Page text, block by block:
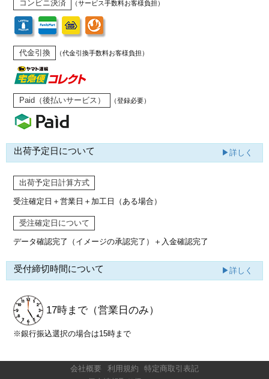
コンビニ決済 （サービス手数料お客様負担）
代金引換 （代金引換手数料お客様負担）
Paid（後払いサービス） （登録必要）
出荷予定日について ▶詳しく
出荷予定日計算方式
受注確定日＋営業日＋加工日（ある場合）
受注確定日について
データ確認完了（イメージの承認完了） ＋入金確認完了
受付締切時間について ▶詳しく
17時まで （営業日のみ）
※銀行振込選択の場合は15時まで
会社概要 利用規約
特定商取引表記